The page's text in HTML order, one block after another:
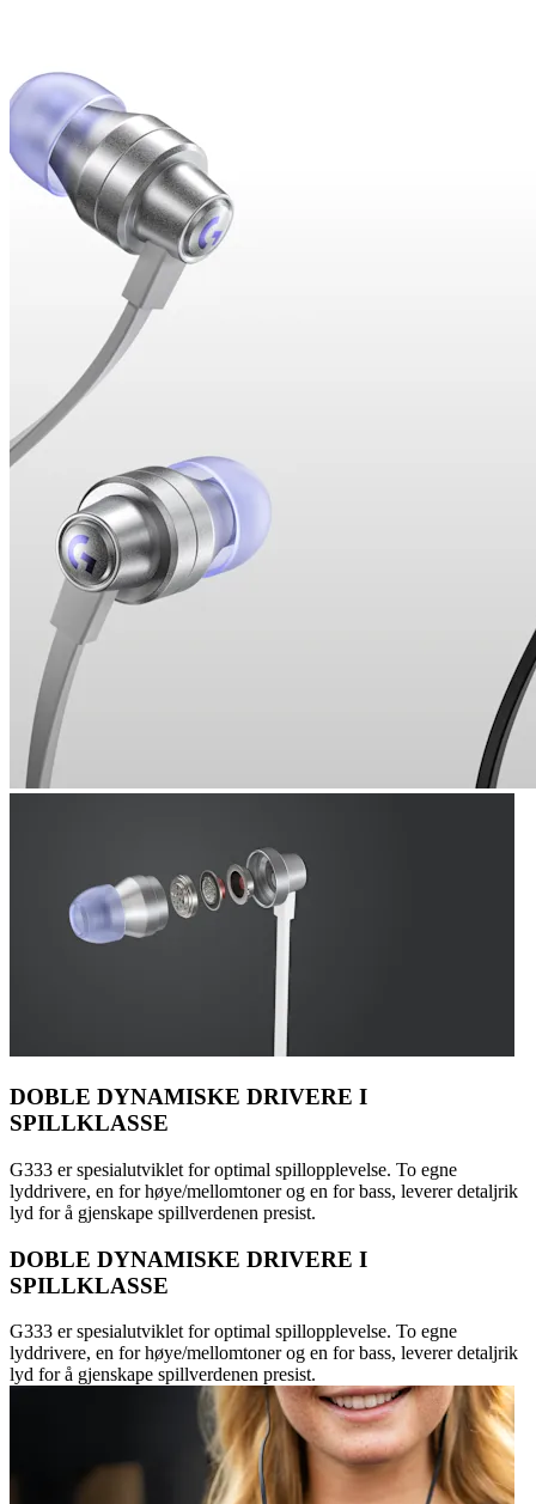
DOBLE DYNAMISKE DRIVERE I
SPILLKLASSE
G333 er spesialutviklet for optimal spillopplevelse. To egne
lyddrivere, en for høye/mellomtoner og en for bass, leverer detaljrik
lyd for å gjenskape spillverdenen presist.
DOBLE DYNAMISKE DRIVERE I
SPILLKLASSE
G333 er spesialutviklet for optimal spillopplevelse. To egne
lyddrivere, en for høye/mellomtoner og en for bass, leverer detaljrik
lyd for å gjenskape spillverdenen presist.